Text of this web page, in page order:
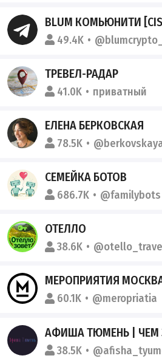
BLUM КОМЬЮНИТИ
49.4K
ТРЕВЕЛ-РАДАР
41.0K приватный
ЕЛЕНА БЕРКОВСКАЯ
78.5K
СЕМЕЙКА БОТОВ
686.7K @familybots
ОТЕЛЛО
38.6K
МЕРОПРИЯТИЯ
60.1K @meropriatia
АФИША ТЮМЕНЬ | ЧЕМ ЗАНЯТЬСЯ В
38.5K